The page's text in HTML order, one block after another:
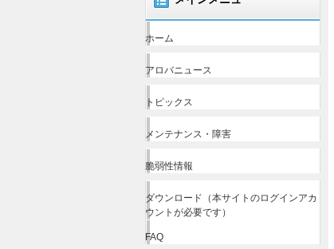
ホーム
アロバニュース
トピックス
メンテナンス・障害
脆弱性情報
ダウンロード（本サイトのログインアカ
ウントが必要です）
FAQ